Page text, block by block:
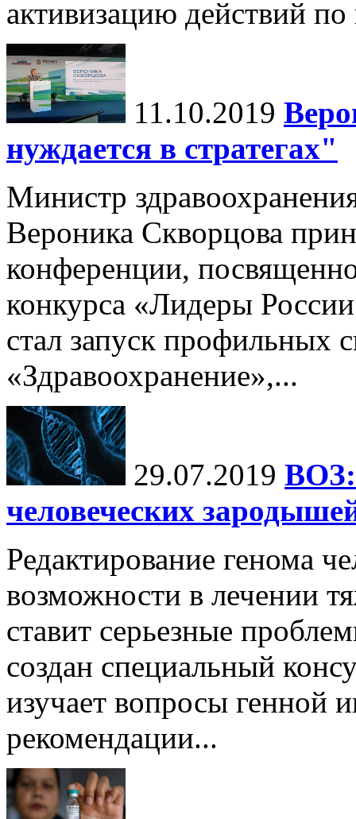
активизацию действий
11.10.2019
нуждается в стратегах"
Министр
Вероника Скворцова
конференции,
конкурса «Лидеры
стал запуск профильных
«Здравоохранение»,...
29.07.2019 ВОЗ:
человеческих
Редактирование генома
возможности в лечении
ставит серьезные
создан специальный
изучает вопросы генной
рекомендации...